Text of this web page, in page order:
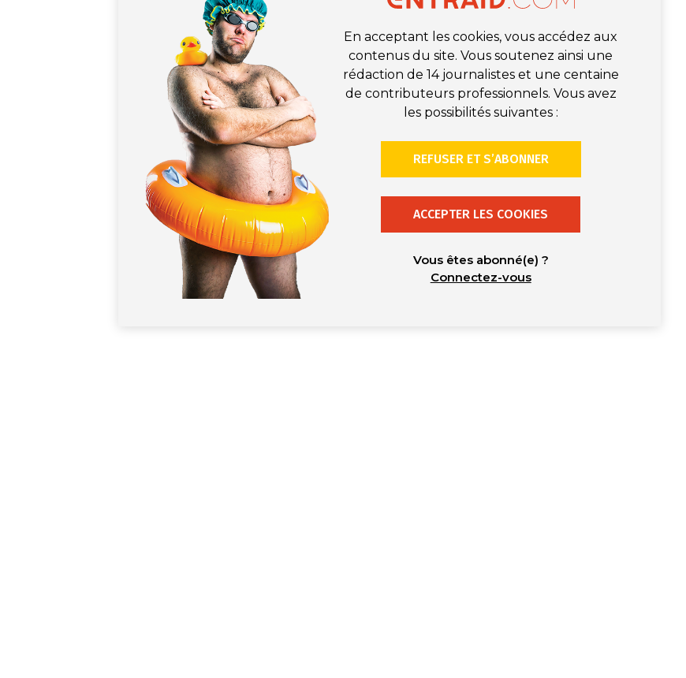
En acceptant les cookies, vous accédez aux
contenus du site. Vous soutenez ainsi une
rédaction de 14 journalistes et une centaine
de contributeurs professionnels. Vous avez
les possibilités suivantes :
REFUSER ET S’ABONNER
ACCEPTER LES COOKIES
Vous êtes abonné(e) ?
Connectez-vous